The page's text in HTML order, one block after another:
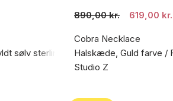
sølv sterling 925
890,00 kr. 619,00 kr.
Cobra Necklace
Halskæde, Guld farve /
Studio Z